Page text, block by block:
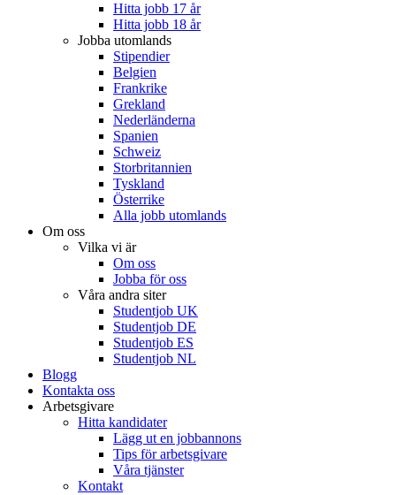
Hitta jobb 17 år
Hitta jobb 18 år
Jobba utomlands
Stipendier
Belgien
Frankrike
Grekland
Nederländerna
Spanien
Schweiz
Storbritannien
Tyskland
Österrike
Alla jobb utomlands
Om oss
Vilka vi är
Om oss
Jobba för oss
Våra andra siter
Studentjob UK
Studentjob DE
Studentjob ES
Studentjob NL
Blogg
Kontakta oss
Arbetsgivare
Hitta kandidater
Lägg ut en jobbannons
Tips för arbetsgivare
Våra tjänster
Kontakt